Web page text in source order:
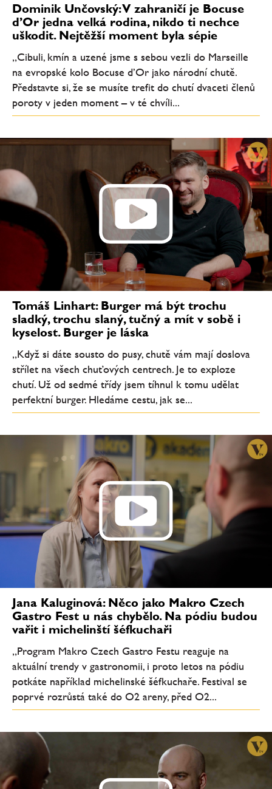
Dominik Unčovský: V zahraničí je Bocuse
d’Or jedna velká rodina, nikdo ti nechce
uškodit. Nejtěžší moment byla sépie
„Cibuli, kmín a uzené jsme s sebou vezli do Marseille
na evropské kolo Bocuse d’Or jako národní chutě.
Představte si, že se musíte trefit do chutí dvaceti členů
poroty v jeden moment – v té chvíli...
Tomáš Linhart: Burger má být trochu
sladký, trochu slaný, tučný a mít v sobě i
kyselost. Burger je láska
„Když si dáte sousto do pusy, chutě vám mají doslova
střílet na všech chuťových centrech. Je to exploze
chutí. Už od sedmé třídy jsem tíhnul k tomu udělat
perfektní burger. Hledáme cestu, jak se...
Jana Kaluginová: Něco jako Makro Czech
Gastro Fest u nás chybělo. Na pódiu budou
vařit i michelinští šéfkuchaři
„Program Makro Czech Gastro Festu reaguje na
aktuální trendy v gastronomii, i proto letos na pódiu
potkáte například michelinské šéfkuchaře. Festival se
poprvé rozrůstá také do O2 areny, před O2...